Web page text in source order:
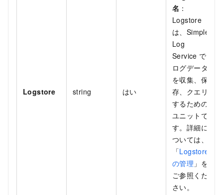
Logstore string はい
名 ：
Logstore
は、Simple
Log
Service で
ログデータ
を収集、保
存、クエリ
するための
ユニットで
す。詳細に
ついては、
「Logstore
の管理 」を
ご参照くだ
さい。